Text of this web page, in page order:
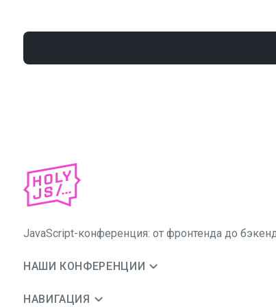
JavaScript-конференция: от фронтенда до
НАШИ КОНФЕРЕНЦИИ
НАВИГАЦИЯ